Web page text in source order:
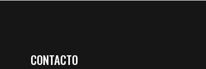
CONTACTO